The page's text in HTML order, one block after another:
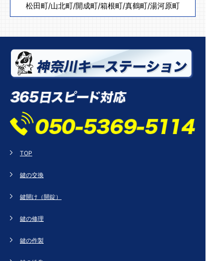
松田町/山北町/開成町/箱根町/真鶴町/湯河原町
TOP
鍵の交換
鍵開け（開錠）
鍵の修理
鍵の作製